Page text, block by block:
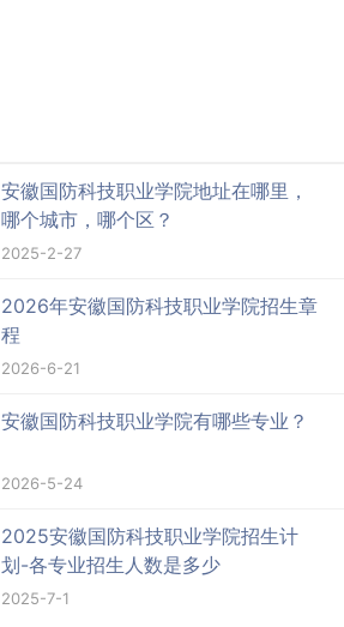
安徽国防科技职业学院地址在哪里，
哪个城市，哪个区？
2025-2-27
2026年安徽国防科技职业学院招生章
程
2026-6-21
安徽国防科技职业学院有哪些专业？
2026-5-24
2025安徽国防科技职业学院招生计
划-各专业招生人数是多少
2025-7-1